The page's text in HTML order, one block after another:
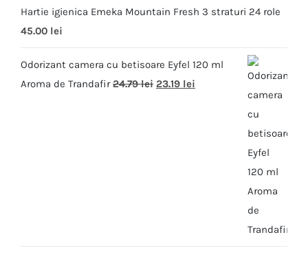
Hartie igienica Emeka Mountain Fresh 3 straturi 24 role
45.00 lei
Odorizant camera cu betisoare Eyfel 120 ml
Aroma de Trandafir 24.79lei 23.19 lei